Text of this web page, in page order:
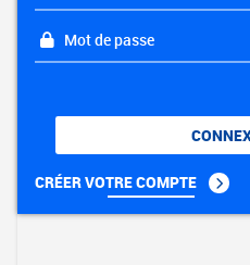
Mot de passe
CRÉER VOTRE COMPTE